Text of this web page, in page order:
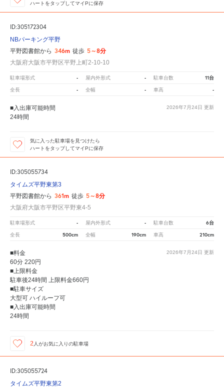
ハートをタップしてマイPに保存
ID:305172304
NBパーキング平野
平野図書館から 346m 徒歩 5～8分
大阪府大阪市平野区平野上町2-10-10
駐車場形式 - 屋内外形式 - 駐車台数 11台
全長 - 全幅 - 車高 -
2026年7月24日 更新
■入出庫可能時間
24時間
気に入った駐車場を見つけたら
ハートをタップしてマイPに保存
ID:305055734
タイムズ平野東第3
平野図書館から 361m 徒歩 5～8分
大阪府大阪市平野区平野東4-5
駐車場形式 - 屋内外形式 - 駐車台数 6台
全長 500cm 全幅 190cm 車高 210cm
2026年7月24日 更新
■料金
60分 220円
■上限料金
駐車後24時間 上限料金660円
■駐車サイズ
大型可 ハイルーフ可
■入出庫可能時間
24時間
2 人がお気に入りの駐車場
ID:305055724
タイムズ平野東第2